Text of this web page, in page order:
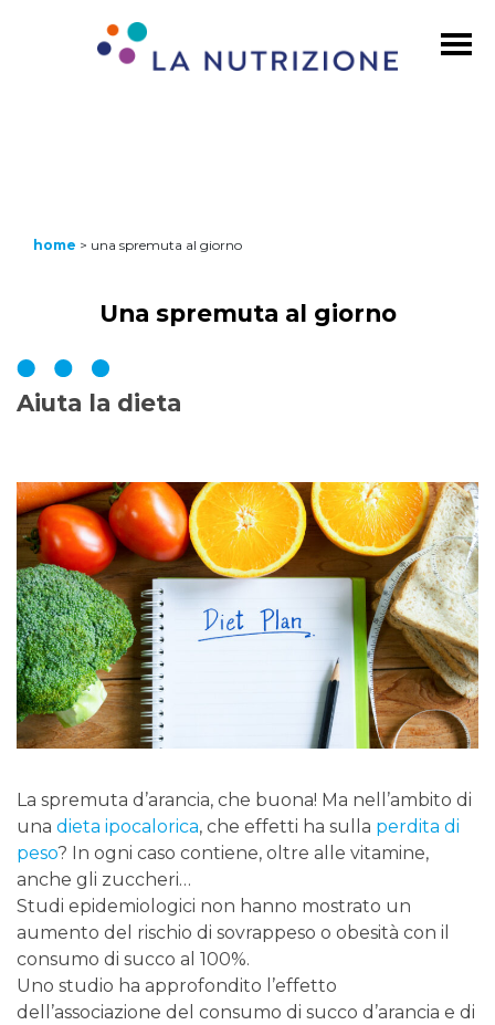
home > una spremuta al giorno
Una spremuta al giorno
Aiuta la dieta
La spremuta d’arancia, che buona! Ma nell’ambito di
una dieta ipocalorica, che effetti ha sulla perdita di
peso? In ogni caso contiene, oltre alle vitamine,
anche gli zuccheri…
Studi epidemiologici non hanno mostrato un
aumento del rischio di sovrappeso o obesità con il
consumo di succo al 100%.
Uno studio ha approfondito l’effetto
dell’associazione del consumo di succo d’arancia e di